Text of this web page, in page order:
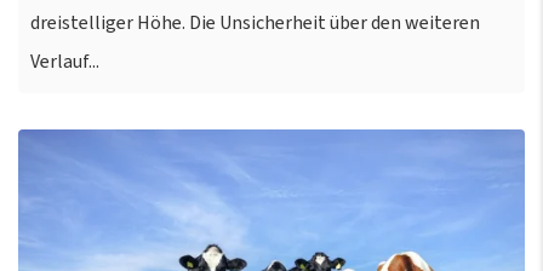
dreistelliger Höhe. Die Unsicherheit über den weiteren
Verlauf...